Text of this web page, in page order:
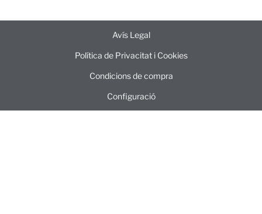
Avís Legal
Política de Privacitat i Cookies
Condicions de compra
Configuració